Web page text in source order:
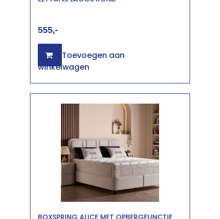
555
Toevoegen aan
winkelwagen
BOXSPRING ALICE MET OPBERGFUNCTIE